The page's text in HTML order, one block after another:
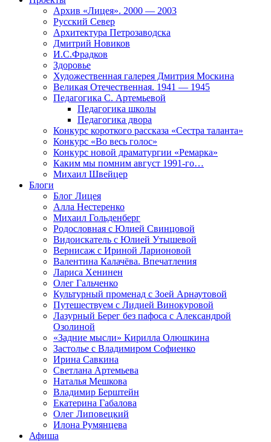
Архив «Лицея». 2000 — 2003
Русский Север
Архитектура Петрозаводска
Дмитрий Новиков
И.С.Фрадков
Здоровье
Художественная галерея Дмитрия Москина
Великая Отечественная. 1941 — 1945
Педагогика С. Артемьевой
Педагогика школы
Педагогика двора
Конкурс короткого рассказа «Сестра таланта»
Конкурс «Во весь голос»
Конкурс новой драматургии «Ремарка»
Каким мы помним август 1991-го…
Михаил Швейцер
Блоги
Блог Лицея
Алла Нестеренко
Михаил Гольденберг
Родословная с Юлией Свинцовой
Видоискатель с Юлией Утышевой
Вернисаж с Ириной Ларионовой
Валентина Калачёва. Впечатления
Лариса Хенинен
Олег Гальченко
Культурный променад с Зоей Арнаутовой
Путешествуем с Лидией Винокуровой
Лазурный Берег без пафоса с Александрой
Озолиной
«Задние мысли» Кирилла Олюшкина
Застолье с Владимиром Софиенко
Ирина Савкина
Светлана Артемьева
Наталья Мешкова
Владимир Берштейн
Екатерина Габалова
Олег Липовецкий
Илона Румянцева
Афиша